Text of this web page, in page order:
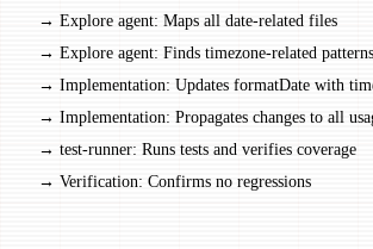
  → Explore agent: Maps all date-related files
  → Explore agent: Finds timezone-related patterns
→ Implementation: Updates formatDate with
→ Implementation: Propagates changes to all
  → test-runner: Runs tests and verifies coverage
  → Verification: Confirms no regressions